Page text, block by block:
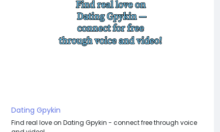
Dating Gpykin
Find real love on Dating Gpykin - connect free through voice